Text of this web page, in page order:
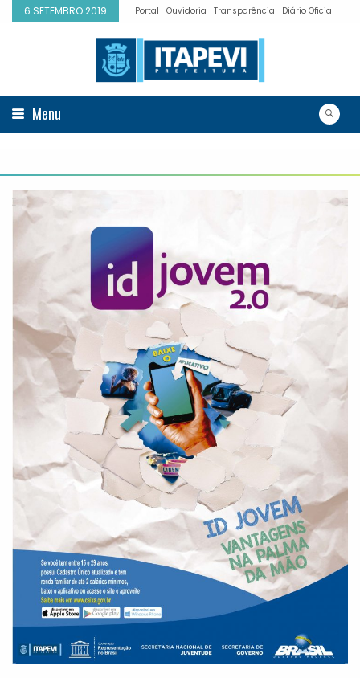
6 SETEMBRO 2019 Portal Ouvidoria Transparência Diário Oficial
Menu